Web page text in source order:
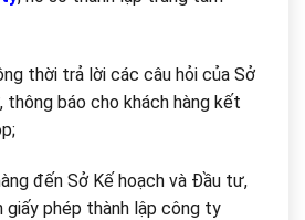
thời trả lời các câu hỏi của Sở
thông báo cho khách hàng kết
đến Sở Kế hoạch và Đầu tư,
giấy phép thành lập công ty